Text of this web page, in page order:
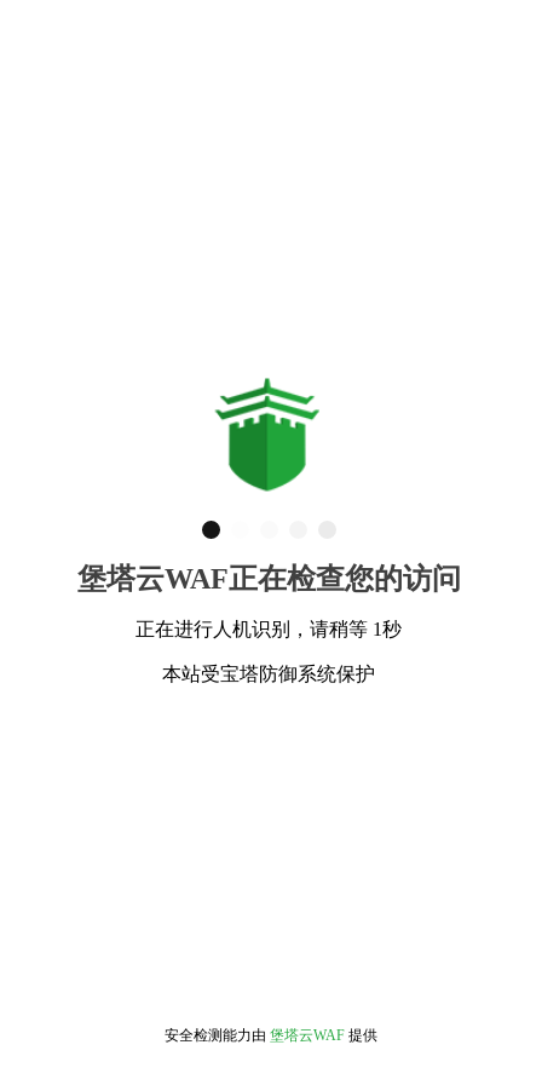
堡塔云WAF正在检查您的访问
正在进行人机识别，请稍等 1秒
本站受宝塔防御系统保护
安全检测能力由 堡塔云WAF 提供